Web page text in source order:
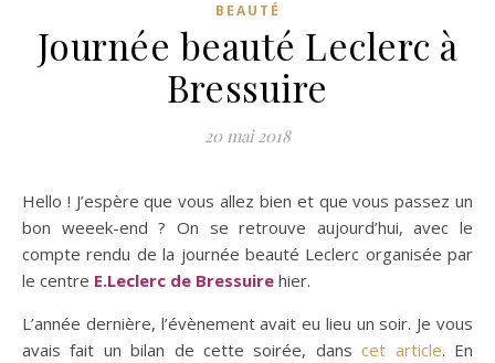
BEAUTÉ
Journée beauté Leclerc à
Bressuire
20 mai 2018
Hello ! J’espère que vous allez bien et que vous passez un
bon weeek-end ? On se retrouve aujourd’hui, avec le
compte rendu de la journée beauté Leclerc organisée par
le centre E.Leclerc de Bressuire hier.
L’année dernière, l’évènement avait eu lieu un soir. Je vous
avais fait un bilan de cette soirée, danscet article. En